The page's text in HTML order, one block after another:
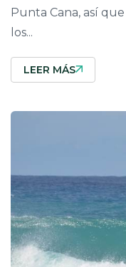
Punta Cana, así
los...
LEER MÁS